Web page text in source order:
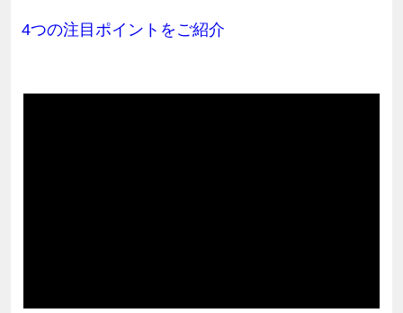
4つの注目ポイントをご紹介